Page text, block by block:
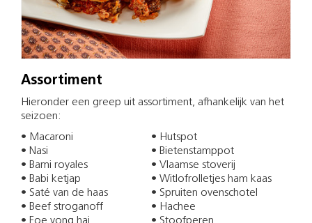
Assortiment
Hieronder een greep uit assortiment, afhankelijk van het
seizoen:
• Macaroni
• Hutspot
• Nasi
• Bietenstamppot
• Bami royales
• Vlaamse stoverij
• Babi ketjap
• Witlofrolletjes ham kaas
• Saté van de haas
• Spruiten ovenschotel
• Beef stroganoff
• Hachee